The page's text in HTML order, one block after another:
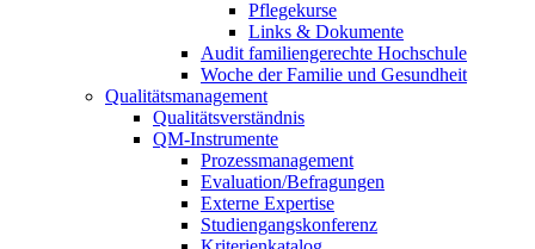
Pflegekurse
Links & Dokumente
Audit familiengerechte Hochschule
Woche der Familie und Gesundheit
Qualitätsmanagement
Qualitätsverständnis
QM-Instrumente
Prozessmanagement
Evaluation/Befragungen
Externe Expertise
Studiengangskonferenz